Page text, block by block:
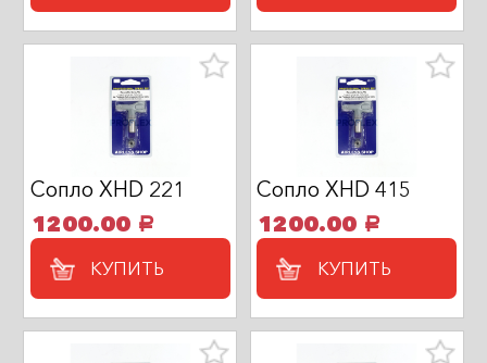
Сопло XHD 221
1200.00 a
КУПИТЬ
Сопло XHD 415
1200.00 a
КУПИТЬ